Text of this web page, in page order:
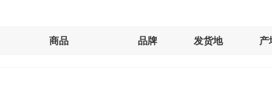
商品 品牌 发货地 产